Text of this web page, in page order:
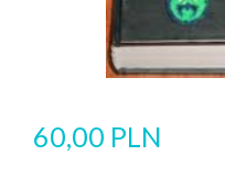
60,00 PLN